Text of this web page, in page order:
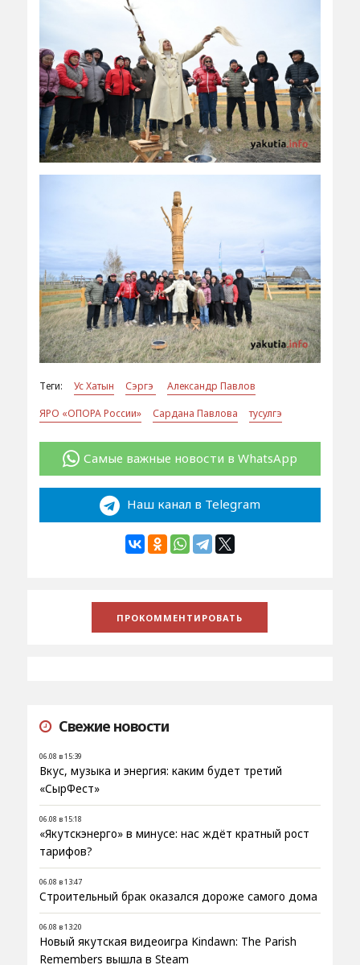
Теги: Ус Хатын Сэргэ
Александр Павлов
ЯРО «ОПОРА России»
Сардана Павлова тусулгэ
Самые важные новости в WhatsApp
Наш канал в Telegram
Свежие новости
06.08 в 15:39
Вкус, музыка и энергия: каким будет третий
«СырФест»
06.08 в 15:18
«Якутскэнерго» в минусе: нас ждёт кратный рост
тарифов?
06.08 в 13:47
Строительный брак оказался дороже самого дома
06.08 в 13:20
Новый якутская видеоигра Kindawn: The Parish
Remembers вышла в Steam